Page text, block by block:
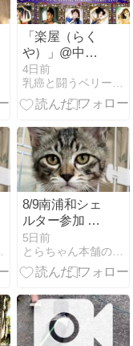
「楽屋（らく
や）」@中目
黒で舞います
4日前
乳癌と闘うベリーダンサー ミスリーナゆきえ
8/9南浦和シェ
ルター参加 男
の子 大君
5日前
とらちゃん本舗のブログ